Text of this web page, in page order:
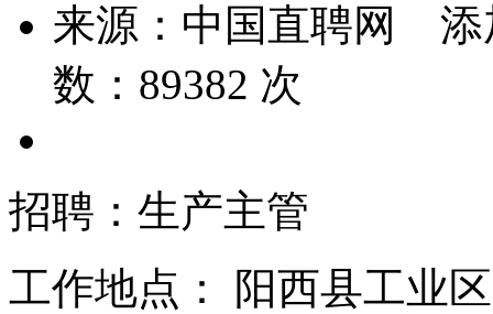
来源： 中国直聘网
添
数： 89382 次
招聘：生产主管
工作地点：
阳西县工业